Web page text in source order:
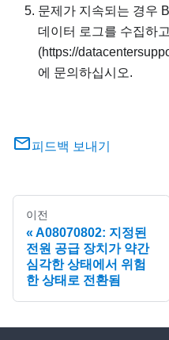
문제가 지속되는 경우
데이터 로그를 수집하
(https://
에 문의하십시오.
피드백 보내기
이전
A08070802: 지정된
전원 공급 장치가 약간
심각한 상태에서 위험
한 상태로 전환됨